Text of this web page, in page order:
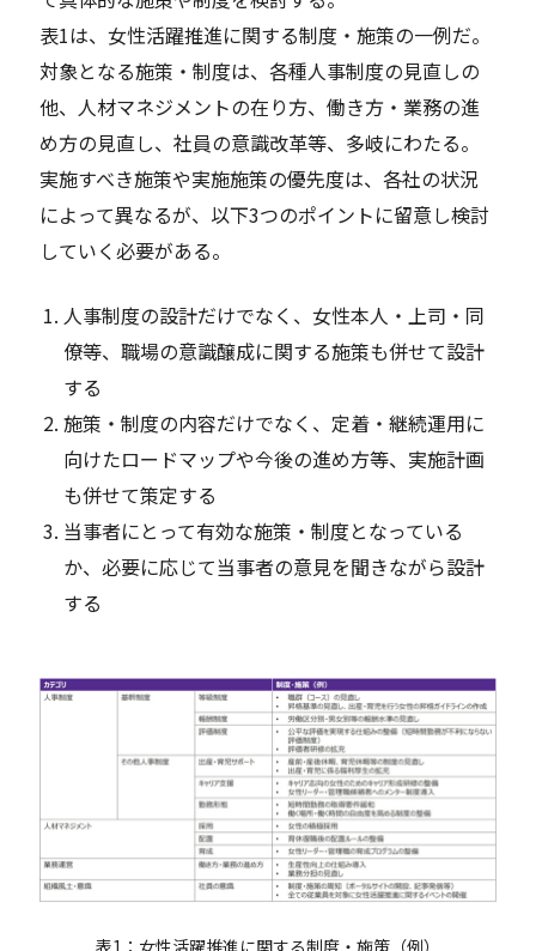
表1は、女性活躍推進に関する制度・施策の一例だ。
対象となる施策・制度は、各種人事制度の見直しの
他、人材マネジメントの在り方、働き方・業務の進
め方の見直し、社員の意識改革等、多岐にわたる。
実施すべき施策や実施施策の優先度は、各社の状況
によって異なるが、以下3つのポイントに留意し検討
していく必要がある。
人事制度の設計だけでなく、女性本人・上司・同
僚等、職場の意識醸成に関する施策も併せて設計
する
施策・制度の内容だけでなく、定着・継続運用に
向けたロードマップや今後の進め方等、実施計画
も併せて策定する
当事者にとって有効な施策・制度となっている
か、必要に応じて当事者の意見を聞きながら設計
する